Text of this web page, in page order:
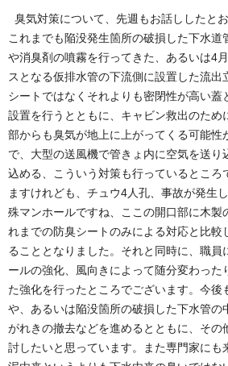
臭気対策について、先週もお話ししたと
これまでも陥没発生箇所の破損した下水道
や消臭剤の噴霧を行ってきた、あるいは4
スとなる仮排水管の下流側に設置した流出
シートではなくそれよりも密閉性が高い蓋
設置を行うとともに、キャビン救出のため
部からも臭気が地上に上がってくる可能性
で、大型の送風機で管きょ内に空気を送り
込める、こういう対策も行っているところ
ますけれども、チュウ4人孔、事故が発生
殊マンホールですね、ここの開口部に木製
れまでの防臭シートのみによる対応と比較
ることとなりました。それと同時に、職員
ールの強化、風向きによって随分変わった
た強化を行ったところでございます。今後
や、あるいは陥没箇所の破損した下水管の
がれきの撤去などを進めるとともに、その
討したいと思っています。また専門家にも